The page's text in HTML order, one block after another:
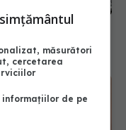
noapte! Nu mai
bilete
măsurători
cercetarea
de pe